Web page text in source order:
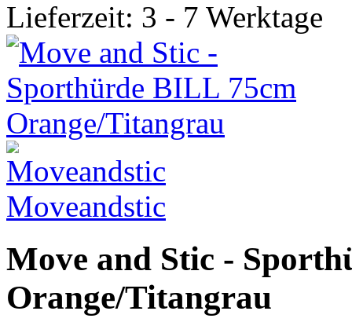
Lieferzeit: 3 - 7 Werktage
Moveandstic
Move and Stic -
Orange/Titangrau